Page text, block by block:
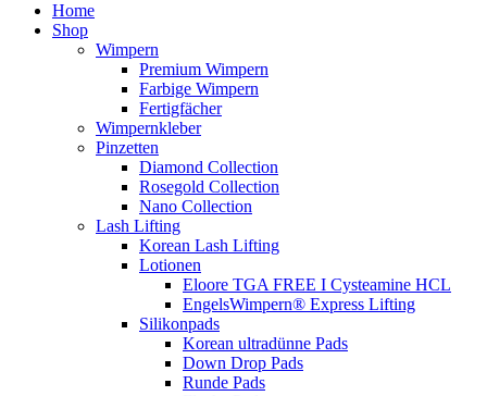
Home
Shop
Wimpern
Premium Wimpern
Farbige Wimpern
Fertigfächer
Wimpernkleber
Pinzetten
Diamond Collection
Rosegold Collection
Nano Collection
Lash Lifting
Korean Lash Lifting
Lotionen
Eloore TGA FREE I Cysteamine HCL
EngelsWimpern® Express Lifting
Silikonpads
Korean ultradünne Pads
Down Drop Pads
Runde Pads